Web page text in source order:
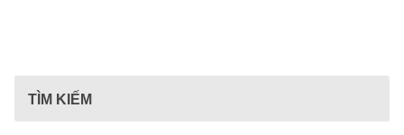
TÌM KIẾM